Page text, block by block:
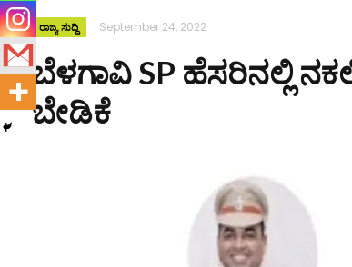
ರಾಜ್ಯ ಸುದ್ದಿ September 24, 2022
ಬೆಳಗಾವಿ SP ಹೆಸರಿನಲ್ಲಿ
ಬೇಡಿಕೆ